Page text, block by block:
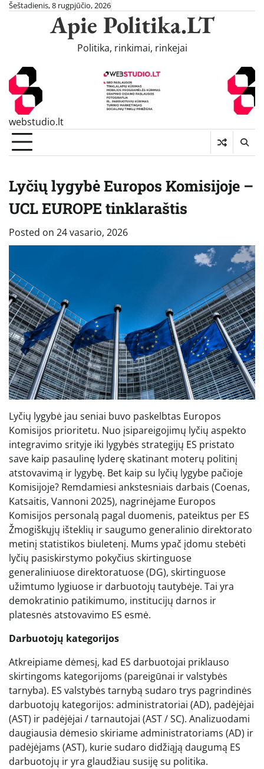
SkipŠeštadienis, 8 rugpjūčio, 2026
Apie Politika.LT
Politika, rinkimai, rinkejai
webstudio.lt
Lyčių lygybė Europos Komisijoje –
UCL EUROPE tinklaraštis
Posted on 24 vasario, 2026
Lyčių lygybė jau seniai buvo paskelbtas Europos
Komisijos prioritetu. Nuo įsipareigojimų lyčių aspekto
integravimo srityje iki lygybės strategijų ES pristato
save kaip pasaulinę lyderę skatinant moterų politinį
atstovavimą ir lygybę. Bet kaip su lyčių lygybe pačioje
Komisijoje? Remdamiesi ankstesniais darbais (Coenas,
Katsaitis, Vannoni 2025), nagrinėjame Europos
Komisijos personalą pagal duomenis, pateiktus per ES
Žmogiškųjų išteklių ir saugumo generalinio direktorato
metinį statistikos biuletenį. Mums ypač įdomu stebėti
lyčių pasiskirstymo pokyčius skirtinguose
generaliniuose direktoratuose (DG), skirtinguose
užimtumo lygiuose ir darbuotojų tautybėje. Tai yra
demokratinio patikimumo, institucijų darnos ir
platesnės atstovavimo ES esmė.
Darbuotojų kategorijos
Atkreipiame dėmesį, kad ES darbuotojai priklauso
skirtingoms kategorijoms (pareigūnai ir valstybės
tarnyba). ES valstybės tarnybą sudaro trys pagrindinės
darbuotojų kategorijos: administratoriai (AD), padėjėjai
(AST) ir padėjėjai / tarnautojai (AST / SC). Analizuodami
daugiausia dėmesio skiriame administratoriams (AD) ir
padėjėjams (AST), kurie sudaro didžiąją daugumą ES
darbuotojų ir yra glaudžiau susiję su politika.